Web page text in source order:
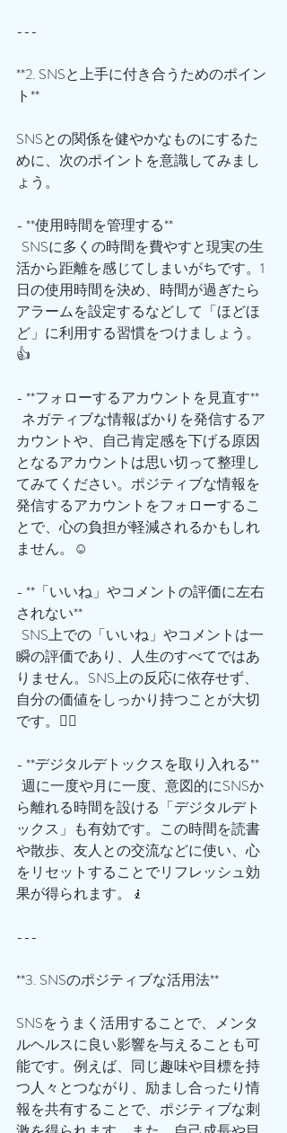
---
**2. SNSと上手に付き合うためのポイン
ト**
SNSとの関係を健やかなものにするた
めに、次のポイントを意識してみまし
ょう。
- **使用時間を管理する**
活から距離を感じてしまいがちです。1
日の使用時間を決め、時間が過ぎたら
アラームを設定するなどして「ほどほ
ど」に利用する習慣をつけましょう。
👍
- **フォローするアカウントを見直す**
カウントや、自己肯定感を下げる原因
となるアカウントは思い切って整理し
てみてください。ポジティブな情報を
発信するアカウントをフォローするこ
とで、心の負担が軽減されるかもしれ
ません。☺️
- **「いいね」やコメントの評価に左右
されない**
瞬の評価であり、人生のすべてではあ
りません。SNS上の反応に依存せず、
自分の価値をしっかり持つことが大切
です。🙋‍♂️
- **デジタルデトックスを取り入れる**
ら離れる時間を設ける「デジタルデト
ックス」も有効です。この時間を読書
や散歩、友人との交流などに使い、心
をリセットすることでリフレッシュ効
果が得られます。🧎
---
**3. SNSのポジティブな活用法**
SNSをうまく活用することで、メンタ
ルヘルスに良い影響を与えることも可
能です。例えば、同じ趣味や目標を持
つ人々とつながり、励まし合ったり情
報を共有することで、ポジティブな刺